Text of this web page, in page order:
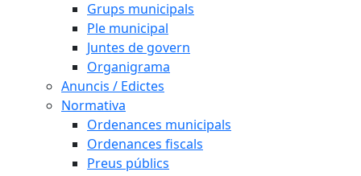
Grups municipals
Ple municipal
Juntes de govern
Organigrama
Anuncis / Edictes
Normativa
Ordenances municipals
Ordenances fiscals
Preus públics